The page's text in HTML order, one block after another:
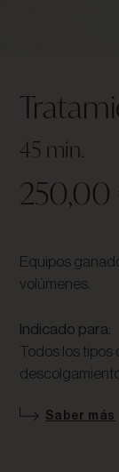
45 min.
250,00
Equipos
volúmenes.
Indicado para:
Todos los tipos
Saber más